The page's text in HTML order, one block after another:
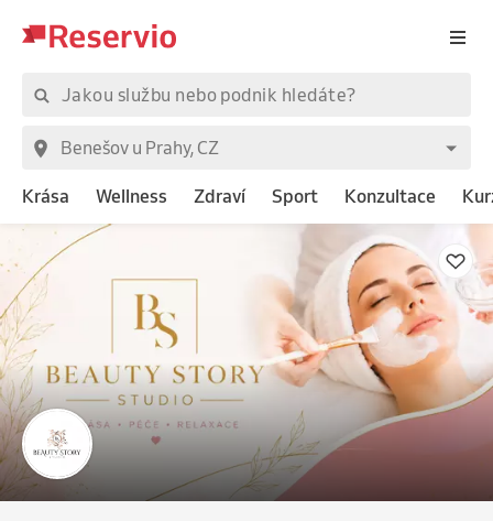
Krása Wellness Zdraví Sport Konzultace